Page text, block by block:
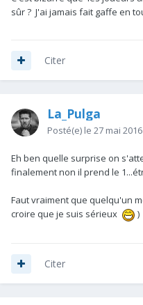
sûr ? J'ai jamais fait gaffe en
Citer
La_Pulga
Posté(e) le 27 mai 2016
Eh ben quelle surprise on
finalement non il prend le
Faut vraiment que quelqu'un
croire que je suis sérieux
)
Citer